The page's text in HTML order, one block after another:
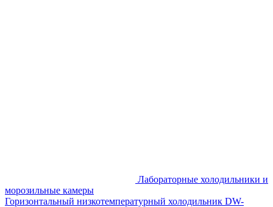
Лабораторные холодильники и
морозильные камеры
Горизонтальный низкотемпературный холодильник DW-